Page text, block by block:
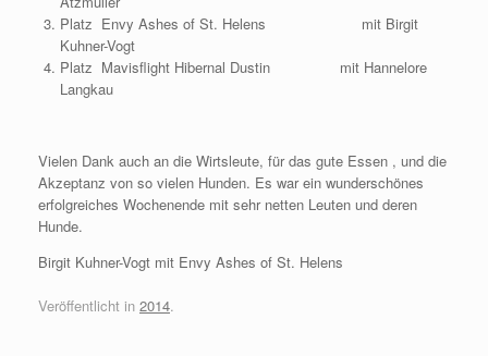
Platz Envy Ashes of St. Helens mit Birgit
Kuhner-Vogt
Platz Mavisflight Hibernal Dustin mit Hannelore
Langkau
Vielen Dank auch an die Wirtsleute, für das gute Essen , und die
Akzeptanz von so vielen Hunden. Es war ein wunderschönes
erfolgreiches Wochenende mit sehr netten Leuten und deren
Hunde.
Birgit Kuhner-Vogt mit Envy Ashes of St. Helens
Veröffentlicht in 2014.